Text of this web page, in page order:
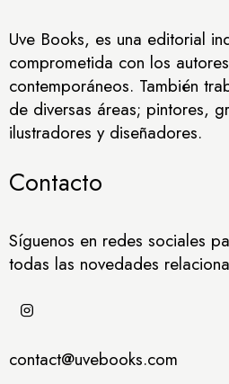
Uve Books, es una editorial
comprometida con los
contemporáneos. También
de diversas áreas; pintores,
ilustradores y diseñadores.
Contacto
Síguenos en redes sociales
todas las novedades
contact@uvebooks.com